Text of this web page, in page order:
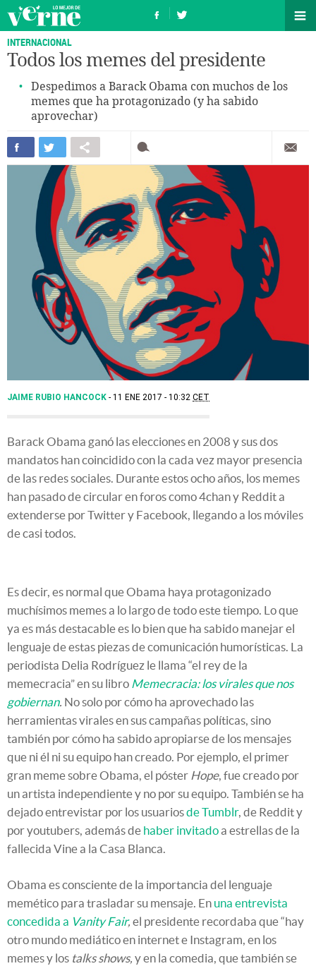
INTERNACIONAL
Todos los memes del presidente
Despedimos a Barack Obama con muchos de los
memes que ha protagonizado (y ha sabido
aprovechar)
JAIME RUBIO HANCOCK 11 ENE 2017 - 10:32 CET
Barack Obama ganó las elecciones en 2008 y sus dos
mandatos han coincidido con la cada vez mayor presencia
de las redes sociales. Durante estos ocho años, los memes
han pasado de circular en foros como 4chan y Reddit a
extenderse por Twitter y Facebook, llegando a los móviles
de casi todos.
Es decir, es normal que Obama haya protagonizado
muchísimos memes a lo largo de todo este tiempo. Lo que
ya es más destacable es lo bien que ha sabido manejar el
lenguaje de estas piezas de comunicación humorísticas. La
periodista Delia Rodríguez le llama “el rey de la
memecracia” en su libro Memecracia: los virales que nos
gobiernan. No solo por cómo ha aprovechado las
herramientas virales en sus campañas políticas, sino
también por cómo ha sabido apropiarse de los mensajes
que ni él ni su equipo han creado. Por ejemplo, el primer
gran meme sobre Obama, el póster Hope, fue creado por
un artista independiente y no por su equipo. También se ha
dejado entrevistar por los usuariosde Tumblr, de Reddit y
por youtubers, además de haber invitadoa estrellas de la
fallecida Vine a la Casa Blanca.
Obama es consciente de la importancia del lenguaje
memético para trasladar su mensaje. En una entrevista
concedida a Vanity Fair, el presidente recordaba que “hay
otro mundo mediático en internet e Instagram, en los
memes y los talks shows, y en la comedia, que también se